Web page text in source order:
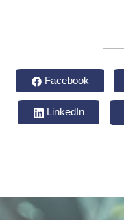
Facebook
LinkedIn